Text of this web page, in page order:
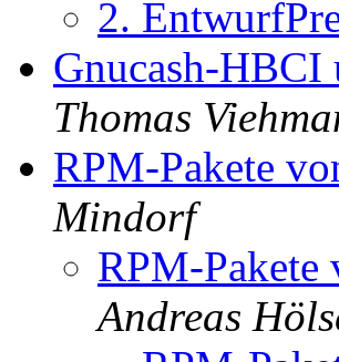
2.
Gnucash-HBCI
Thomas
RPM-Pakete
Mindorf
RPM-Pakete
Andreas